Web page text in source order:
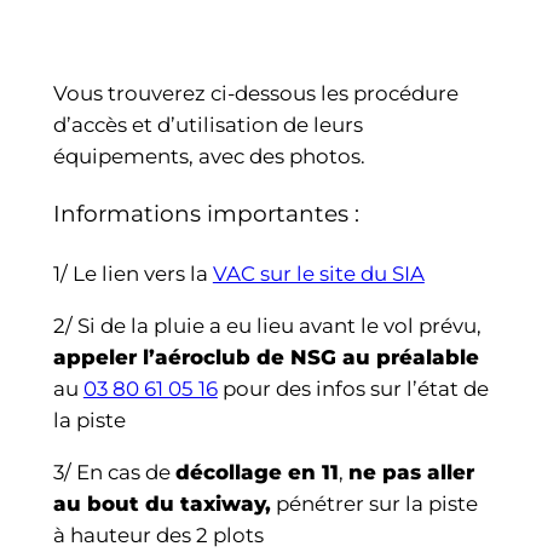
Vous trouverez ci-dessous les procédure
d’accès et d’utilisation de leurs
équipements, avec des photos.
Informations importantes :
1/ Le lien vers la VAC sur le site du SIA
2/ Si de la pluie a eu lieu avant le vol prévu,
appeler l’aéroclub de NSG au préalable
au 03 80 61 05 16pour des infos sur l’état de
la piste
3/ En cas de décollage en 11, ne pas aller
au bout du taxiway,pénétrer sur la piste
à hauteur des 2 plots